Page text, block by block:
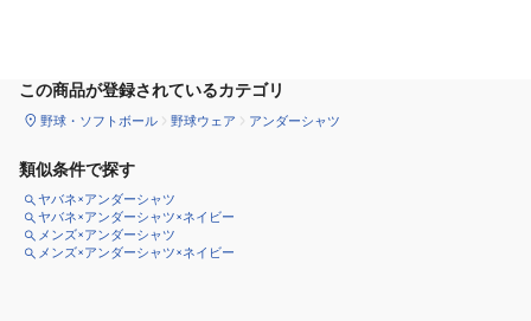
この商品が登録されているカテゴリ
野球・ソフトボール 野球ウェア アンダーシャツ
類似条件で探す
ヤバネ×アンダーシャツ
ヤバネ×アンダーシャツ×ネイビー
メンズ×アンダーシャツ
メンズ×アンダーシャツ×ネイビー